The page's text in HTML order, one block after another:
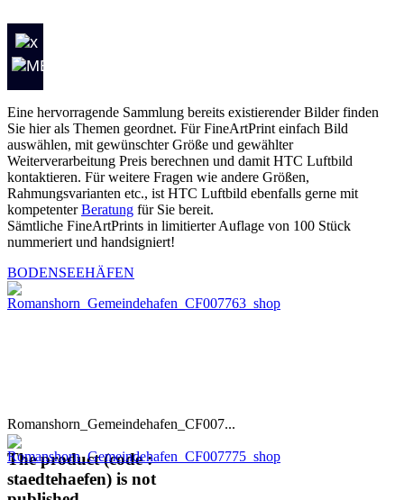
Eine hervorragende Sammlung bereits existierender Bilder finden
Sie hier als Themen geordnet. Für FineArtPrint einfach Bild
auswählen, mit gewünschter Größe und gewählter
Weiterverarbeitung Preis berechnen und damit HTC Luftbild
kontaktieren. Für weitere Fragen wie andere Größen,
Rahmungsvarianten etc., ist HTC Luftbild ebenfalls gerne mit
kompetenterBeratung für Sie bereit.
Sämtliche FineArtPrints in limitierter Auflage von 100 Stück
nummeriert und handsigniert!
BODENSEEHÄFEN
Romanshorn_Gemeindehafen_CF007...
The product (code :
staedtehaefen) is not